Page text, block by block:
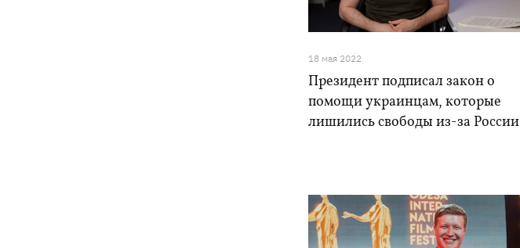
18 мая 2022
Президент подписал закон о
помощи украинцам, которые
лишились свободы из-за России